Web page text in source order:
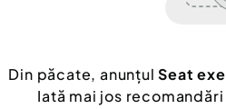
Din păcate, anunțulSeat
Iată mai jos